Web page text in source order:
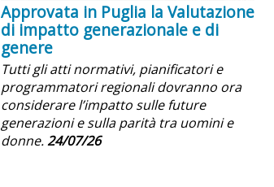
Approvata in Puglia la Valutazione
di impatto generazionale e di
genere
Tutti gli atti normativi, pianificatori e
programmatori regionali dovranno ora
considerare l’impatto sulle future
generazioni e sulla parità tra uomini e
donne.24/07/26